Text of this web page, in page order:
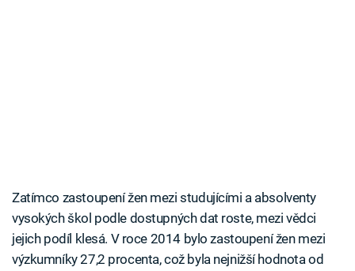
Zatímco zastoupení žen mezi studujícími a absolventy
vysokých škol podle dostupných dat roste, mezi vědci
jejich podíl klesá. V roce 2014 bylo zastoupení žen mezi
výzkumníky 27,2 procenta, což byla nejnižší hodnota od